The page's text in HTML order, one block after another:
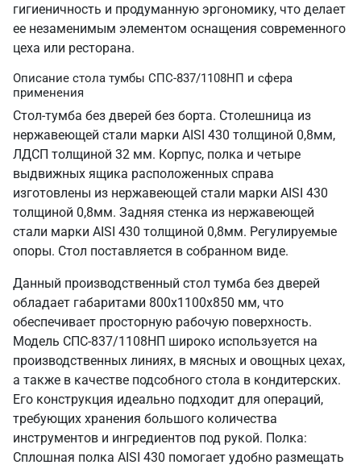
гигиеничность и продуманную эргономику, что делает
ее незаменимым элементом оснащения современного
цеха или ресторана.
Описание стола тумбы СПС-837/1108НП и сфера
применения
Стол-тумба без дверей без борта. Столешница из
нержавеющей стали марки AISI 430 толщиной 0,8мм,
ЛДСП толщиной 32 мм. Корпус, полка и четыре
выдвижных ящика расположенных справа
изготовлены из нержавеющей стали марки AISI 430
толщиной 0,8мм. Задняя стенка из нержавеющей
стали марки AISI 430 толщиной 0,8мм. Регулируемые
опоры. Стол поставляется в собранном виде.
Данный производственный стол тумба без дверей
обладает габаритами 800х1100х850 мм, что
обеспечивает просторную рабочую поверхность.
Модель СПС-837/1108НП широко используется на
производственных линиях, в мясных и овощных цехах,
а также в качестве подсобного стола в кондитерских.
Его конструкция идеально подходит для операций,
требующих хранения большого количества
инструментов и ингредиентов под рукой. Полка:
Сплошная полка AISI 430 помогает удобно размещать